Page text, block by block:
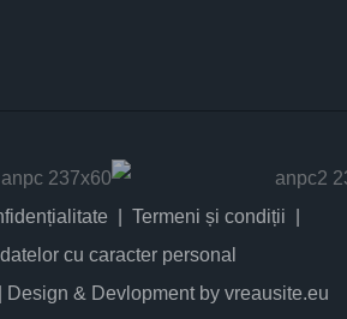
Termeni și condiții
cu caracter personal
& Devlopment by vreausite.eu